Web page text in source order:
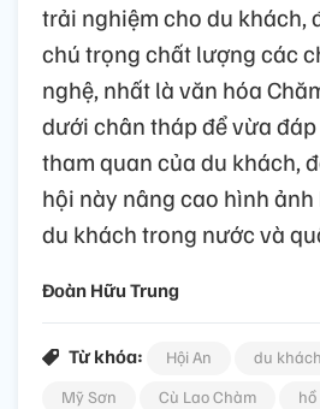
trải nghiệm cho du khách,
chú trọng chất lượng các
nghệ, nhất là văn hóa
dưới chân tháp để vừa
tham quan của du khách,
hội này nâng cao hình
du khách trong nước và
Đoàn Hữu Trung
Từ khóa: Hội An du khách
Mỹ Sơn
Cù Lao Chàm